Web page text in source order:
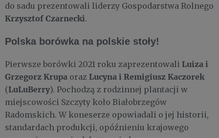
do sadu prezentowali liderzy Gospodarstwa Rolnego
Krzysztof Czarnecki.
Polska borówka na polskie stoły!
Pierwsze borówki 2021 roku zaprezentowali Luiza i
Grzegorz Krupa oraz Lucyna i Remigiusz Kaczorek
(LuLuBerry). Pochodzą z rodzinnej plantacji w
miejscowości Szczyty koło Białobrzegów
Radomskich. W koneserze opowiadali o jej historii,
standardach produkcji, opóźnieniu krajowego